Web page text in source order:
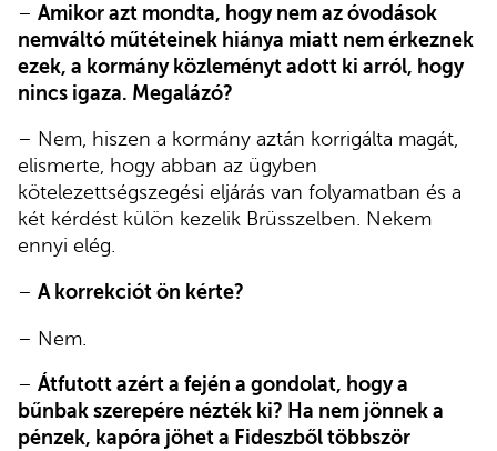
– Amikor azt mondta, hogy nem az óvodások
nemváltó műtéteinek hiánya miatt nem érkeznek
ezek, a kormány közleményt adott ki arról, hogy
nincs igaza. Megalázó?
– Nem, hiszen a kormány aztán korrigálta magát,
elismerte, hogy abban az ügyben
kötelezettségszegési eljárás van folyamatban és a
két kérdést külön kezelik Brüsszelben. Nekem
ennyi elég.
– A korrekciót ön kérte?
– Nem.
– Átfutott azért a fején a gondolat, hogy a
bűnbak szerepére nézték ki? Ha nem jönnek a
pénzek, kapóra jöhet a Fideszből többször